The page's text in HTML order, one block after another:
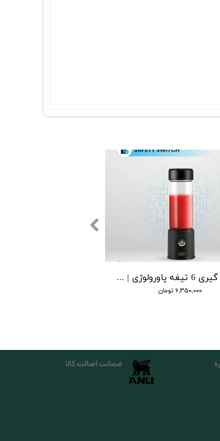
آبمیوه‌ گیری 6 تیغه پاورولوژی | Powerology 6 Blade Juicer
۶,۳۵۰,۰۰۰ تومان
ضمانت اصالت کالا